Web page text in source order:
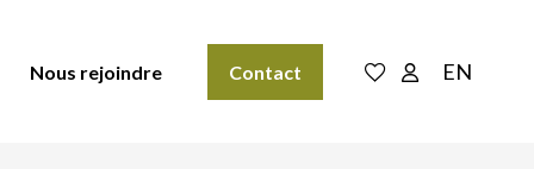
Nous rejoindre Contact EN